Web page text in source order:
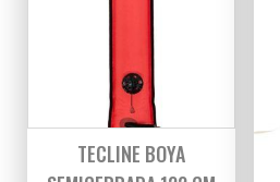
TECLINE BOYA